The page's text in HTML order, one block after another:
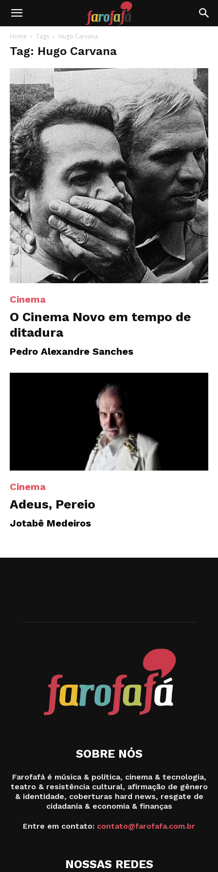
Farofafá
Home Tags Hugo Carvana
Tag: Hugo Carvana
Cinema
O Cinema Novo em tempo de
ditadura
Pedro Alexandre Sanches
Cinema
Adeus, Pereio
Jotabê Medeiros
SOBRE NÓS
Farofafá é música & política, cinema & tecnologia,
teatro & resistência cultural, afirmação de gênero
& identidade, coberturas hard news, resgate de
cidadania & economia & finanças
Entre em contato: contato@farofafa.com.br
NOSSAS REDES